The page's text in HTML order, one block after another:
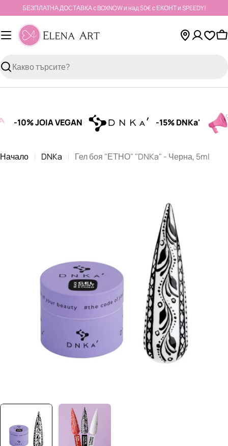
съдържанието
БЕЗПЛАТНА ДОСТАВКА с BOXNOW и над 50€ с ЕКОНТ и SPEEDY!
Търсене
JOIA VEGAN -15% DNKa'
Начало DNKa Гел боя "ЕТНО" "DNKa" - Черна, 5ml
медия 0 в прозорец